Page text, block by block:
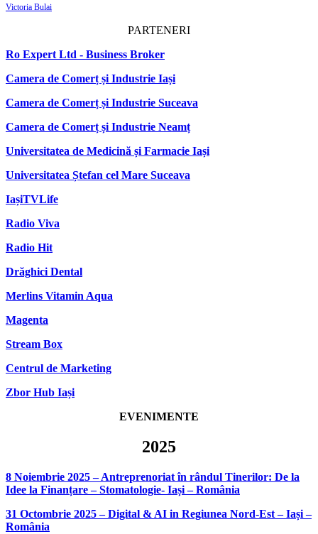
Victoria Bulai
PARTENERI
Ro Expert Ltd - Business Broker
Camera de Comerț și Industrie Iași
Camera de Comerț și Industrie Suceava
Camera de Comerț și Industrie Neamț
Universitatea de Medicină și Farmacie Iași
Universitatea Ștefan cel Mare Suceava
IașiTVLife
Radio Viva
Radio Hit
Drăghici Dental
Merlins Vitamin Aqua
Magenta
Stream Box
Centrul de Marketing
Zbor Hub Iași
EVENIMENTE
2025
8 Noiembrie 2025 – Antreprenoriat în rândul Tinerilor: De la
Idee la Finanțare – Stomatologie- Iași – România
31 Octombrie 2025 – Digital & AI in Regiunea Nord-Est – Iași –
România